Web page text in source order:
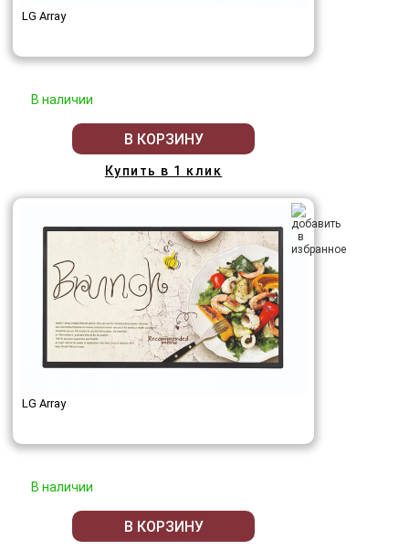
LG Array
В наличии
В КОРЗИНУ
Купить в 1 клик
LG Array
В наличии
В КОРЗИНУ